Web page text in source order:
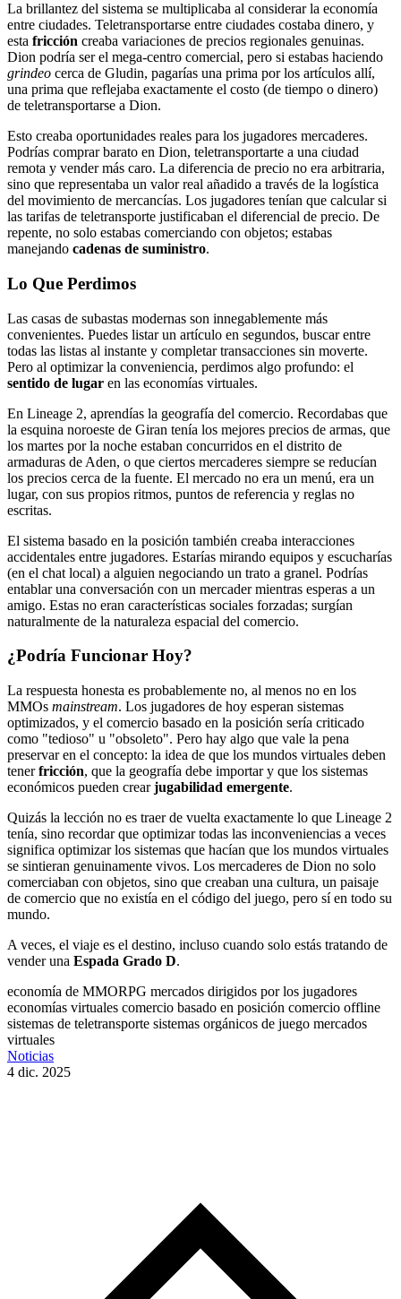
La brillantez del sistema se multiplicaba al considerar la economía
entre ciudades. Teletransportarse entre ciudades costaba dinero, y
esta fricción creaba variaciones de precios regionales genuinas.
Dion podría ser el mega-centro comercial, pero si estabas haciendo
grindeo cerca de Gludin, pagarías una prima por los artículos allí,
una prima que reflejaba exactamente el costo (de tiempo o dinero)
de teletransportarse a Dion.
Esto creaba oportunidades reales para los jugadores mercaderes.
Podrías comprar barato en Dion, teletransportarte a una ciudad
remota y vender más caro. La diferencia de precio no era arbitraria,
sino que representaba un valor real añadido a través de la logística
del movimiento de mercancías. Los jugadores tenían que calcular si
las tarifas de teletransporte justificaban el diferencial de precio. De
repente, no solo estabas comerciando con objetos; estabas
manejando cadenas de suministro.
Lo Que Perdimos
Las casas de subastas modernas son innegablemente más
convenientes. Puedes listar un artículo en segundos, buscar entre
todas las listas al instante y completar transacciones sin moverte.
Pero al optimizar la conveniencia, perdimos algo profundo: el
sentido de lugar en las economías virtuales.
En Lineage 2, aprendías la geografía del comercio. Recordabas que
la esquina noroeste de Giran tenía los mejores precios de armas, que
los martes por la noche estaban concurridos en el distrito de
armaduras de Aden, o que ciertos mercaderes siempre se reducían
los precios cerca de la fuente. El mercado no era un menú, era un
lugar, con sus propios ritmos, puntos de referencia y reglas no
escritas.
El sistema basado en la posición también creaba interacciones
accidentales entre jugadores. Estarías mirando equipos y escucharías
(en el chat local) a alguien negociando un trato a granel. Podrías
entablar una conversación con un mercader mientras esperas a un
amigo. Estas no eran características sociales forzadas; surgían
naturalmente de la naturaleza espacial del comercio.
¿Podría Funcionar Hoy?
La respuesta honesta es probablemente no, al menos no en los
MMOs mainstream. Los jugadores de hoy esperan sistemas
optimizados, y el comercio basado en la posición sería criticado
como "tedioso" u "obsoleto". Pero hay algo que vale la pena
preservar en el concepto: la idea de que los mundos virtuales deben
tenerfricción, que la geografía debe importar y que los sistemas
económicos pueden crearjugabilidad emergente.
Quizás la lección no es traer de vuelta exactamente lo que Lineage 2
tenía, sino recordar que optimizar todas las inconveniencias a veces
significa optimizar los sistemas que hacían que los mundos virtuales
se sintieran genuinamente vivos. Los mercaderes de Dion no solo
comerciaban con objetos, sino que creaban una cultura, un paisaje
de comercio que no existía en el código del juego, pero sí en todo su
mundo.
A veces, el viaje es el destino, incluso cuando solo estás tratando de
vender una Espada Grado D.
economía de MMORPG mercados dirigidos por los jugadores
economías virtuales comercio basado en posición comercio offline
sistemas de teletransporte sistemas orgánicos de juego mercados
virtuales
Noticias
4 dic. 2025